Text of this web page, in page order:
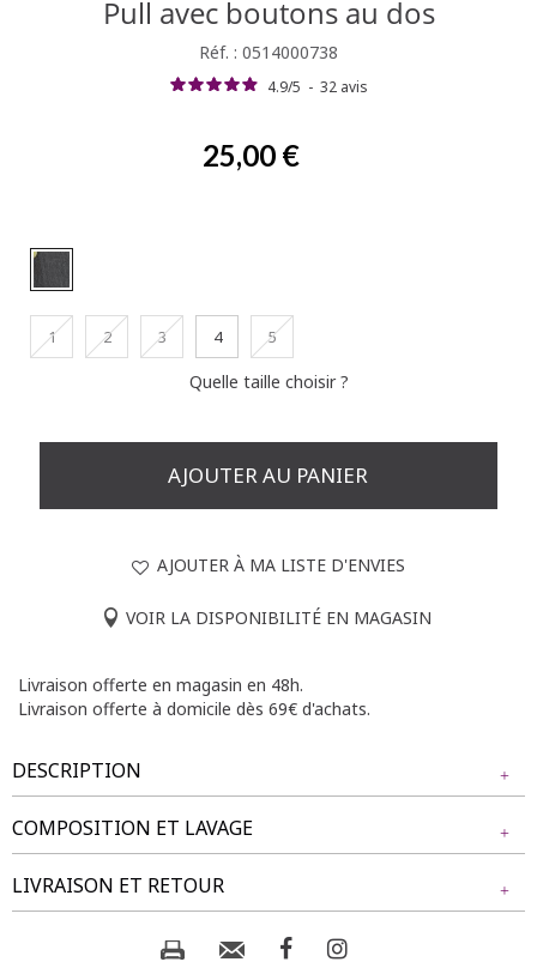
Pull avec boutons au dos
Réf. : 0514000738
4.9/5 - 32 avis
25,00 €
1 2 3 4 5
Quelle taille choisir ?
AJOUTER AU PANIER
AJOUTER À MA LISTE D'ENVIES
VOIR LA DISPONIBILITÉ EN MAGASIN
Livraison offerte en magasin en 48h.
Livraison offerte à domicile dès 69€ d'achats.
DESCRIPTION
Pull grande tailleinspiration gilet à boutons décoratifs
fantaisie. Coupe droite. Manches longues. Emmanchures
droites. Col rond. Coloris uni à reflets métallisés. Maille
jersey tissée de fils irisés. 4 boutons métalliques cœurs et
ronds martelés cousus sur patte façon fermeture
boutonnée devant. Base droite.
COMPOSITION ET LAVAGE
Tissu principal : 46% VISCOSE, 28% POLYESTER, 24%
POLYAMIDE, 2% FIBRE METALLIQUE
Composition et lavage :
LIVRAISON ET RETOUR
NOS MODES DE LIVRAISON